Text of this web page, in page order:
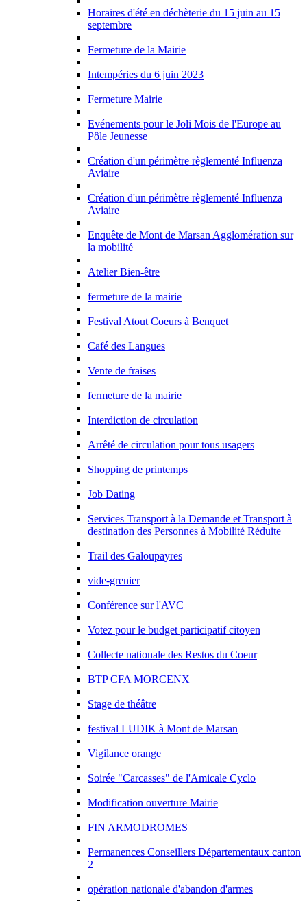
Horaires d'été en déchèterie du 15 juin au 15
septembre
Fermeture de la Mairie
Intempéries du 6 juin 2023
Fermeture Mairie
Evénements pour le Joli Mois de l'Europe au
Pôle Jeunesse
Création d'un périmètre règlementé Influenza
Aviaire
Création d'un périmètre règlementé Influenza
Aviaire
Enquête de Mont de Marsan Agglomération sur
la mobilité
Atelier Bien-être
fermeture de la mairie
Festival Atout Coeurs à Benquet
Café des Langues
Vente de fraises
fermeture de la mairie
Interdiction de circulation
Arrêté de circulation pour tous usagers
Shopping de printemps
Job Dating
Services Transport à la Demande et Transport à
destination des Personnes à Mobilité Réduite
Trail des Galoupayres
vide-grenier
Conférence sur l'AVC
Votez pour le budget participatif citoyen
Collecte nationale des Restos du Coeur
BTP CFA MORCENX
Stage de théâtre
festival LUDIK à Mont de Marsan
Vigilance orange
Soirée "Carcasses" de l'Amicale Cyclo
Modification ouverture Mairie
FIN ARMODROMES
Permanences Conseillers Départementaux canton
2
opération nationale d'abandon d'armes